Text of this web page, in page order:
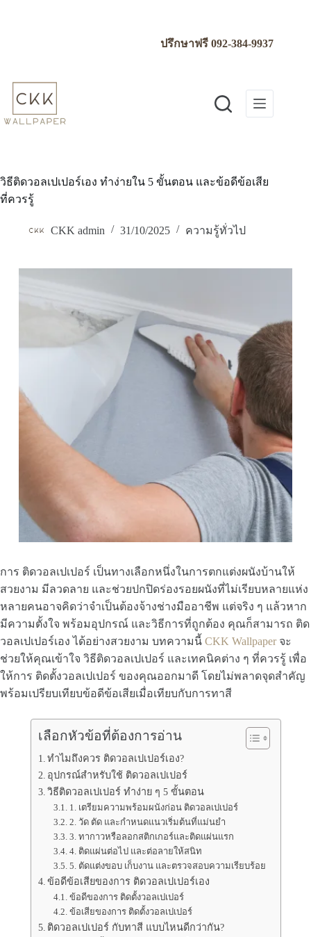
ปรึกษาฟรี092-384-9937
วิธีติดวอลเปเปอร์เอง ทำง่ายใน 5 ขั้นตอน และข้อดีข้อเสีย
ที่ควรรู้
CKK admin 31/10/2025 ความรู้ทั่วไป
การ ติดวอลเปเปอร์ เป็นทางเลือกหนึ่งในการตกแต่งผนังบ้านให้
สวยงาม มีลวดลาย และช่วยปกปิดร่องรอยผนังที่ไม่เรียบหลายแห่ง
หลายคนอาจคิดว่าจำเป็นต้องจ้างช่างมืออาชีพ แต่จริง ๆ แล้วหาก
มีความตั้งใจ พร้อมอุปกรณ์ และวิธีการที่ถูกต้อง คุณก็สามารถ ติด
วอลเปเปอร์เอง ได้อย่างสวยงาม บทความนี้ CKK Wallpaperจะ
ช่วยให้คุณเข้าใจ วิธีติดวอลเปเปอร์ และเทคนิคต่าง ๆ ที่ควรรู้ เพื่อ
ให้การ ติดตั้งวอลเปเปอร์ ของคุณออกมาดี โดยไม่พลาดจุดสำคัญ
พร้อมเปรียบเทียบข้อดีข้อเสียเมื่อเทียบกับการทาสี
เลือกหัวข้อที่ต้องการอ่าน
ทำไมถึงควร ติดวอลเปเปอร์เอง?
อุปกรณ์สำหรับใช้ ติดวอลเปเปอร์
วิธีติดวอลเปเปอร์ ทำง่าย ๆ 5 ขั้นตอน
1. เตรียมความพร้อมผนังก่อน ติดวอลเปเปอร์
2. วัด ตัด และกำหนดแนวเริ่มต้นที่แม่นยำ
3. ทากาวหรือลอกสติกเกอร์และติดแผ่นแรก
4. ติดแผ่นต่อไป และต่อลายให้สนิท
5. ตัดแต่งขอบ เก็บงาน และตรวจสอบความเรียบร้อย
ข้อดีข้อเสียของการ ติดวอลเปเปอร์เอง
ข้อดีของการ ติดตั้งวอลเปเปอร์
ข้อเสียของการ ติดตั้งวอลเปเปอร์
ติดวอลเปเปอร์ กับทาสี แบบไหนดีกว่ากัน?